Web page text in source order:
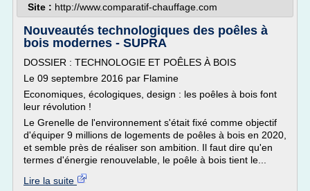
Site : http://www.comparatif-chauffage.com
Nouveautés technologiques des poêles à
bois modernes - SUPRA
DOSSIER : TECHNOLOGIE ET POÊLES À BOIS
Le 09 septembre 2016 par Flamine
Economiques, écologiques, design : les poêles à bois font
leur révolution !
Le Grenelle de l'environnement s'était fixé comme objectif
d'équiper 9 millions de logements de poêles à bois en 2020,
et semble près de réaliser son ambition. Il faut dire qu'en
termes d'énergie renouvelable, le poêle à bois tient le...
Lire la suite